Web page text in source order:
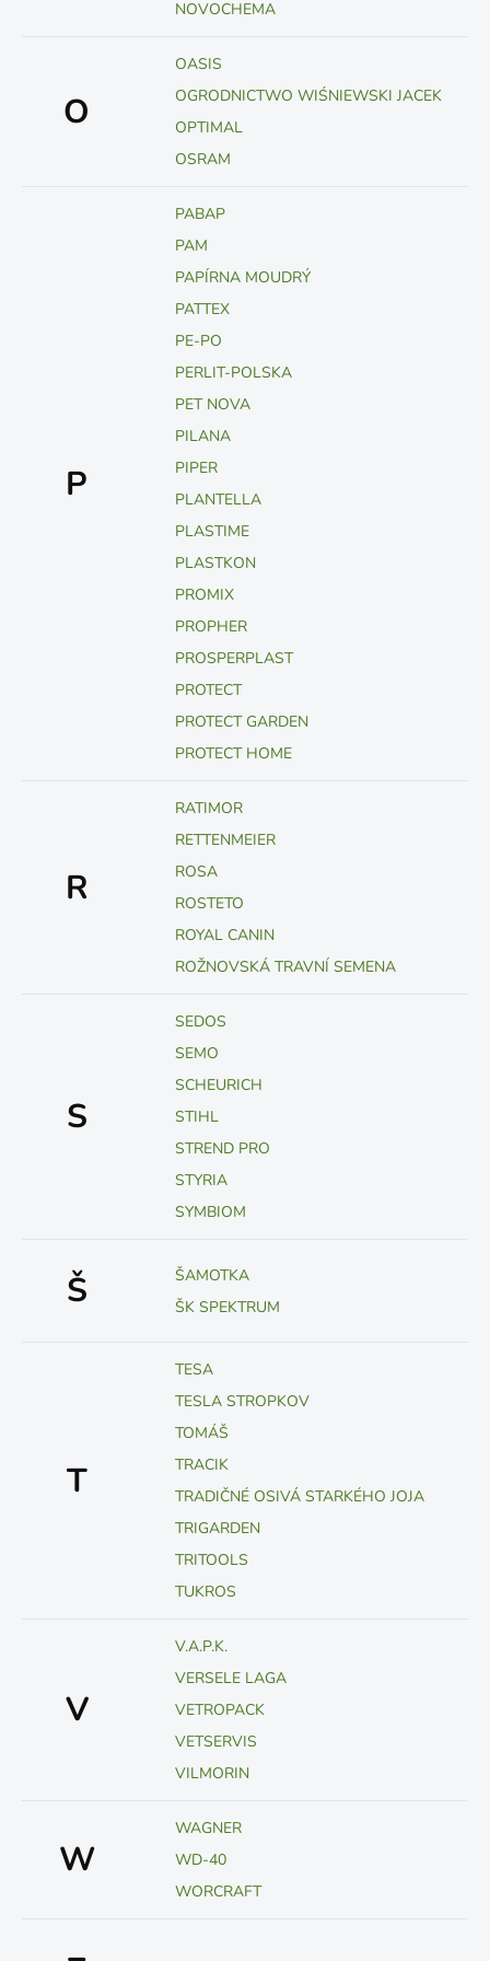
NOVOCHEMA
O
OASIS
OGRODNICTWO WIŚNIEWSKI JACEK
OPTIMAL
OSRAM
P
PABAP
PAM
PAPÍRNA MOUDRÝ
PATTEX
PE-PO
PERLIT-POLSKA
PET NOVA
PILANA
PIPER
PLANTELLA
PLASTIME
PLASTKON
PROMIX
PROPHER
PROSPERPLAST
PROTECT
PROTECT GARDEN
PROTECT HOME
R
RATIMOR
RETTENMEIER
ROSA
ROSTETO
ROYAL CANIN
ROŽNOVSKÁ TRAVNÍ SEMENA
S
SEDOS
SEMO
SCHEURICH
STIHL
STREND PRO
STYRIA
SYMBIOM
Š
ŠAMOTKA
ŠK SPEKTRUM
T
TESA
TESLA STROPKOV
TOMÁŠ
TRACIK
TRADIČNÉ OSIVÁ STARKÉHO JOJA
TRIGARDEN
TRITOOLS
TUKROS
V
V.A.P.K.
VERSELE LAGA
VETROPACK
VETSERVIS
VILMORIN
W
WAGNER
WD-40
WORCRAFT